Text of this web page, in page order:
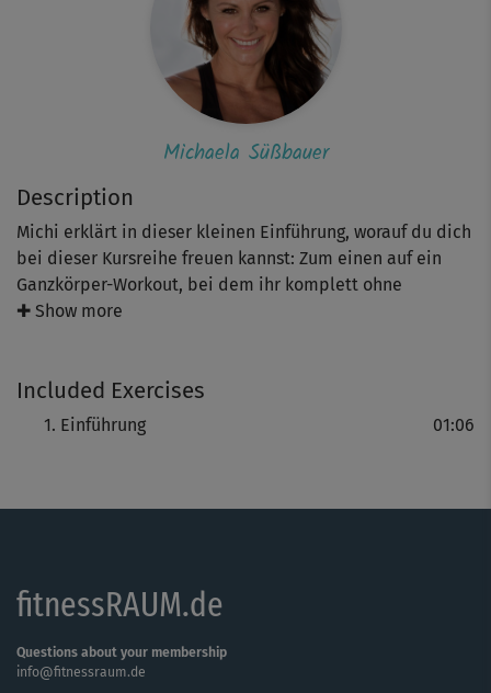
Description
Michi erklärt in dieser kleinen Einführung, worauf du dich
bei dieser Kursreihe freuen kannst: Zum einen auf ein
Ganzkörper-Workout, bei dem ihr komplett ohne
Hilfsmittel Kraft und Kraftausdauer trainiert - nur mit
Touren bringt und deine Ausdauer trainiert.
Es gibt unterschiedliche Kombinationen der einzelnen
Workout-Blöcke, so dass du ganz leicht genau den
✚ Show more
Included Exercises
Einführung 01:06
Michaela Süßbauer
fitnessRAUM.de
Questions about your membership
info@fitnessraum.de